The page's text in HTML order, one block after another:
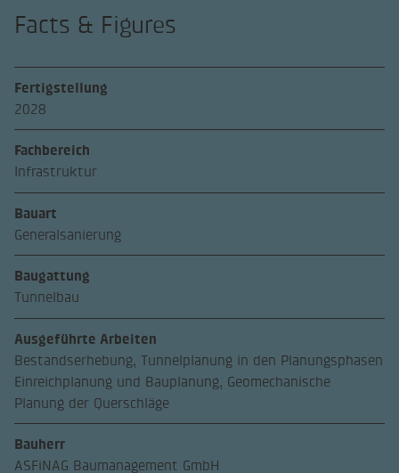
Facts & Figures
Fertigstellung
2028
Fachbereich
Infrastruktur
Bauart
Generalsanierung
Baugattung
Tunnelbau
Ausgeführte Arbeiten
Bestandserhebung, Tunnelplanung in den Planungsphasen
Einreichplanung und Bauplanung, Geomechanische
Planung der Querschläge
Bauherr
ASFiNAG Baumanagement GmbH